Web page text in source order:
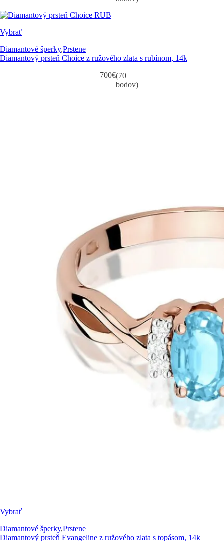
Vybrať
Diamantové šperky,Prstene
Diamantový prsteň Choice z ružového zlata s rubínom, 14k
700€(70
bodov)
Vybrať
Diamantové šperky,Prstene
Diamantový prsteň Evangeline z ružového zlata s topásom, 14k